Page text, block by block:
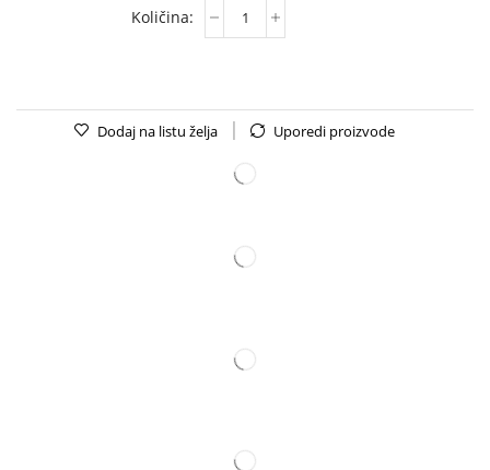
Dodaj na listu želja Uporedi proizvode